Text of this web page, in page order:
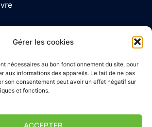
Gérer les cookies
nécessaires au bon fonctionnement du site, pour
aux informations des appareils. Le fait de ne pas
son consentement peut avoir un effet négatif sur
et fonctions.
ACCEPTER
randonnée de Saint-Georges d'Orques